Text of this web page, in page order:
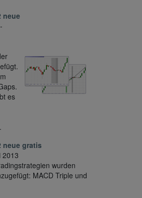
neue
-
es
neue gratis
2013
wurden
MACD Triple und